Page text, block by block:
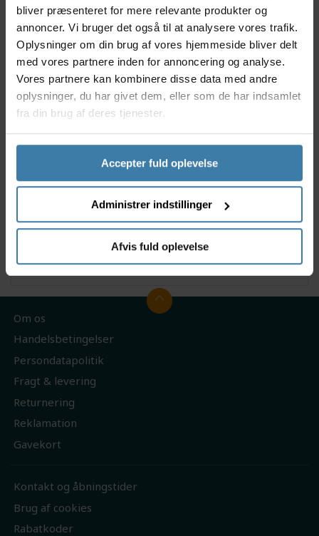
bliver præsenteret for mere relevante produkter og
annoncer. Vi bruger det også til at analysere vores trafik.
Oplysninger om din brug af vores hjemmeside bliver delt
med vores partnere inden for annoncering og analyse.
Vores partnere kan kombinere disse data med andre
oplysninger, du har givet dem, eller som de har indsamlet
fra din brug af deres tjenester.
Accepter fuld oplevelse
Administrer indstillinger
Afvis fuld oplevelse
Specifikationer:
l størrelse L
Lille pakkestørrelse
Letvægt
Stærk, holdbar stålramme
Høj rygstøtte giver komfort
Let at sætte op ved at fastgøre sædet til stellet
Bæretaske til transport medfølger
Stof: 300 x 600D præget polyester
Ramme: Stål
Sammensætning af tekstilfibre: 100 % polyester
Størrelse: 58 x 65 x 104 cm (BxDxH)
Sædehøjde: 45 cm
Maks. belastning: 120 kg
Pakkestørrelse: 12 x 12 x 40 cm
Om os
Handelsbetingelser
Persondatapolitik
Fragt & levering
Returnering
Reklamation
Gavekort
Kontakt og åbningstider
Brug af cookies
Rabatkoder